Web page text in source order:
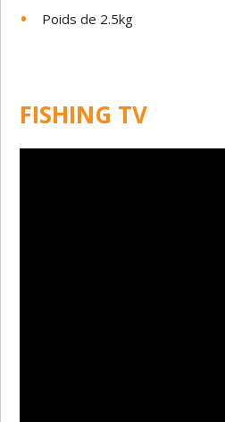
Poids de 2.5kg
FISHING TV